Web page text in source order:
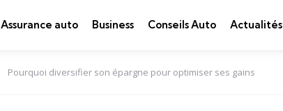
Assurance auto Business Conseils Auto Actualités
Pourquoi diversifier son épargne pour optimiser ses gains